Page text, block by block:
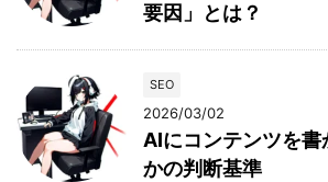
要因」とは？
SEO
2026/03/02
AIにコンテンツを
かの判断基準